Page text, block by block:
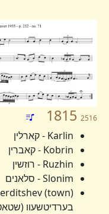
1815 2516
Karlin - קארלין
Kobrin - קאברין
Ruzhin - רוזשין
Slonim - סלאנים
Berditshev (town) -
בערדיטשעוו (שטאט)